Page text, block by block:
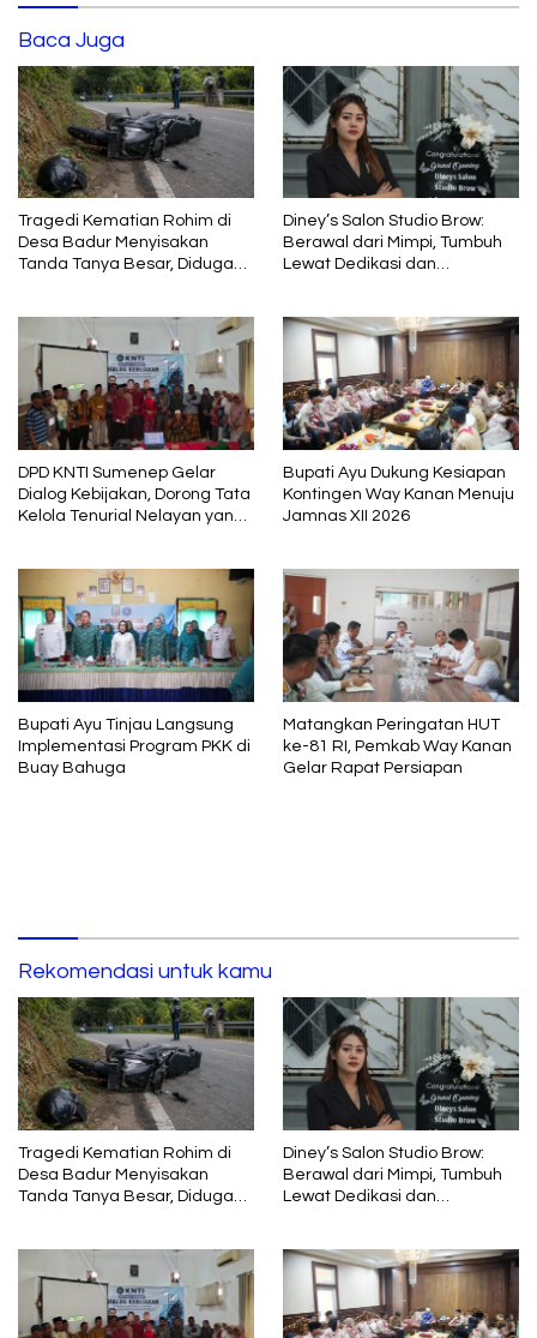
Baca Juga
Tragedi Kematian Rohim di
Desa Badur Menyisakan
Tanda Tanya Besar, Diduga
Diney’s Salon Studio Brow:
Berawal dari Mimpi, Tumbuh
Lewat Dedikasi dan
DPD KNTI Sumenep Gelar
Dialog Kebijakan, Dorong Tata
Kelola Tenurial Nelayan yang
Bupati Ayu Dukung Kesiapan
Kontingen Way Kanan Menuju
Jamnas XII 2026
Bupati Ayu Tinjau Langsung
Implementasi Program PKK di
Buay Bahuga
Matangkan Peringatan HUT
ke-81 RI, Pemkab Way Kanan
Gelar Rapat Persiapan
Rekomendasi untuk kamu
Tragedi Kematian Rohim di
Desa Badur Menyisakan
Tanda Tanya Besar, Diduga
Diney’s Salon Studio Brow:
Berawal dari Mimpi, Tumbuh
Lewat Dedikasi dan